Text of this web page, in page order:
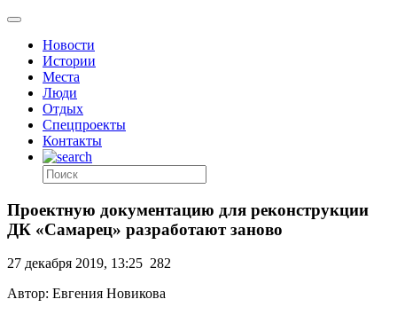
Новости
Истории
Места
Люди
Отдых
Спецпроекты
Контакты
Проектную документацию для реконструкции
ДК «Самарец» разработают заново
27 декабря 2019, 13:25 282
Автор: Евгения Новикова